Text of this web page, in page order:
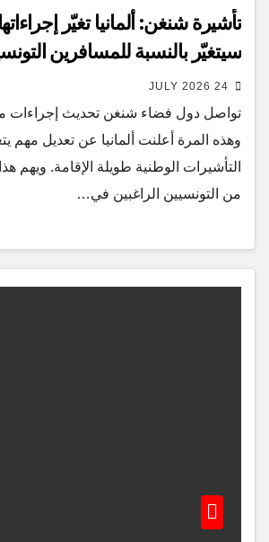
تأشيرة شنغن: ألمانيا تغيّر
سيتغيّر بالنسبة للمسافرين
24 JULY 2026
تواصل دول فضاء شنغن تحديث إجراءات
وهذه المرة أعلنت ألمانيا عن تعديل مهم
التأشيرات الوطنية طويلة الإقامة. ويهم هذا
من التونسيين الراغبين في…